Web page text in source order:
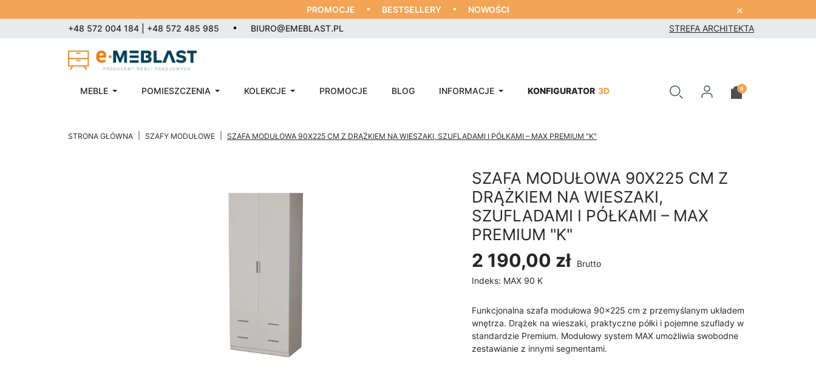
PROMOCJE BESTSELLERY NOWOŚCI ×
+48 572 004 184 | +48 572 485 985 BIURO@EMEBLAST.PL STREFA ARCHITEKTA
MEBLE POMIESZCZENIA KOLEKCJE PROMOCJE BLOG INFORMACJE KONFIGURATOR 3D 0
STRONA GŁÓWNA SZAFY MODUŁOWE SZAFA MODUŁOWA 90X225 CM Z DRĄŻKIEM NA WIESZAKI, SZUFLADAMI I PÓŁKAMI – MAX PREMIUM "K"
SZAFA MODUŁOWA 90X225 CM Z
DRĄŻKIEM NA WIESZAKI,
SZUFLADAMI I PÓŁKAMI – MAX
PREMIUM "K"
2 190,00 zł
Brutto
Indeks: MAX 90 K
Funkcjonalna szafa modułowa 90x225 cm z przemyślanym układem
wnętrza. Drążek na wieszaki, praktyczne półki i pojemne szuflady w
standardzie Premium. Modułowy system MAX umożliwia swobodne
zestawianie z innymi segmentami.